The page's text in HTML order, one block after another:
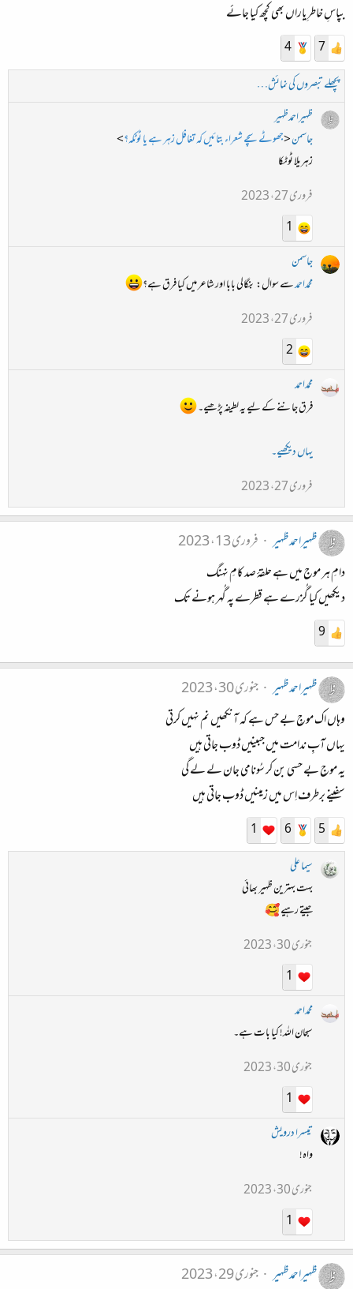
بپاسِ خاطرِ یاراں بھی کچھ کیا جائے
7
4
پچھلے تبصروں کی نمائش…
ظہیراحمدظہیر
جاسمن<جھوٹے سچے شعراء بتائیں کہ تغافل زہر ہے یا ٹوٹکہ؟>
زہریلا ٹوٹکا
فروری 27، 2023
1
جاسمن
محمداحمدسے سوال: بنگالی بابا اور شاعر میں کیا فرق ہے؟
فروری 27، 2023
2
محمداحمد
فرق جاننے کے لیے یہ لطیفہ پڑھیے۔
یہاں دیکھیے۔
فروری 27، 2023
ظہیراحمدظہیر
فروری 13، 2023
دامِ ہر موج میں ہے حلقۂ صد کامِ نہنگ
دیکھیں کیا گُزرے ہے قطرے پہ گُہر ہونے تک
9
ظہیراحمدظہیر
جنوری 30، 2023
وہاں اک موجِ بے حس ہے کہ آنکھیں نم نہیں کرتی
یہاں آبِ ندامت میں جبینیں ڈوب جاتی ہیں
یہ موجِ بے حسی بن کر سُونامی جان لے لے گی
سفینے برطرف اِس میں زمینیں ڈوب جاتی ہیں
5
6
1
سیما علی
بہت بہترین ظہیر بھائی
جیتے رہیے 🥰
جنوری 30، 2023
1
محمداحمد
سبحان اللہ! کیا بات ہے۔
جنوری 30، 2023
1
تیسرا درویش
واہ!
جنوری 30، 2023
1
ظہیراحمدظہیر
جنوری 29، 2023